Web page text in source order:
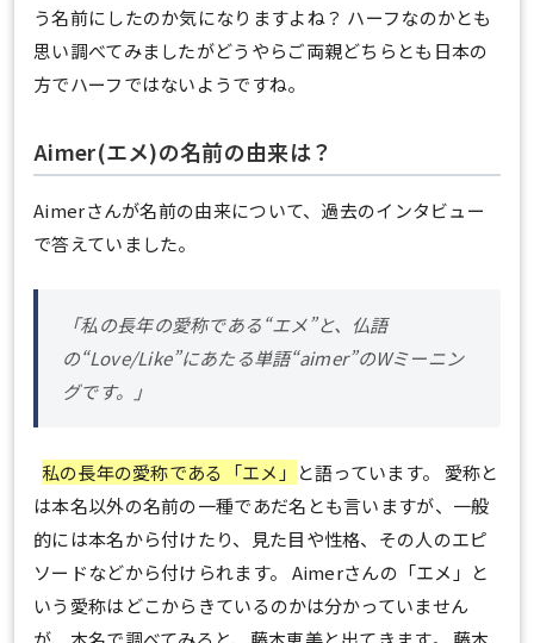
う名前にしたのか気になりますよね？ ハーフなのかとも
思い調べてみましたがどうやらご両親どちらとも日本の
方でハーフではないようですね。
Aimer(エメ)の名前の由来は？
Aimerさんが名前の由来について、過去のインタビュー
で答えていました。
「私の長年の愛称である“エメ”と、仏語
の“Love/Like”にあたる単語“aimer”のWミーニン
グです。」
私の長年の愛称である「エメ」 と語っています。 愛称と
は本名以外の名前の一種であだ名とも言いますが、一般
的には本名から付けたり、見た目や性格、その人のエピ
ソードなどから付けられます。 Aimerさんの「エメ」と
いう愛称はどこからきているのかは分かっていません